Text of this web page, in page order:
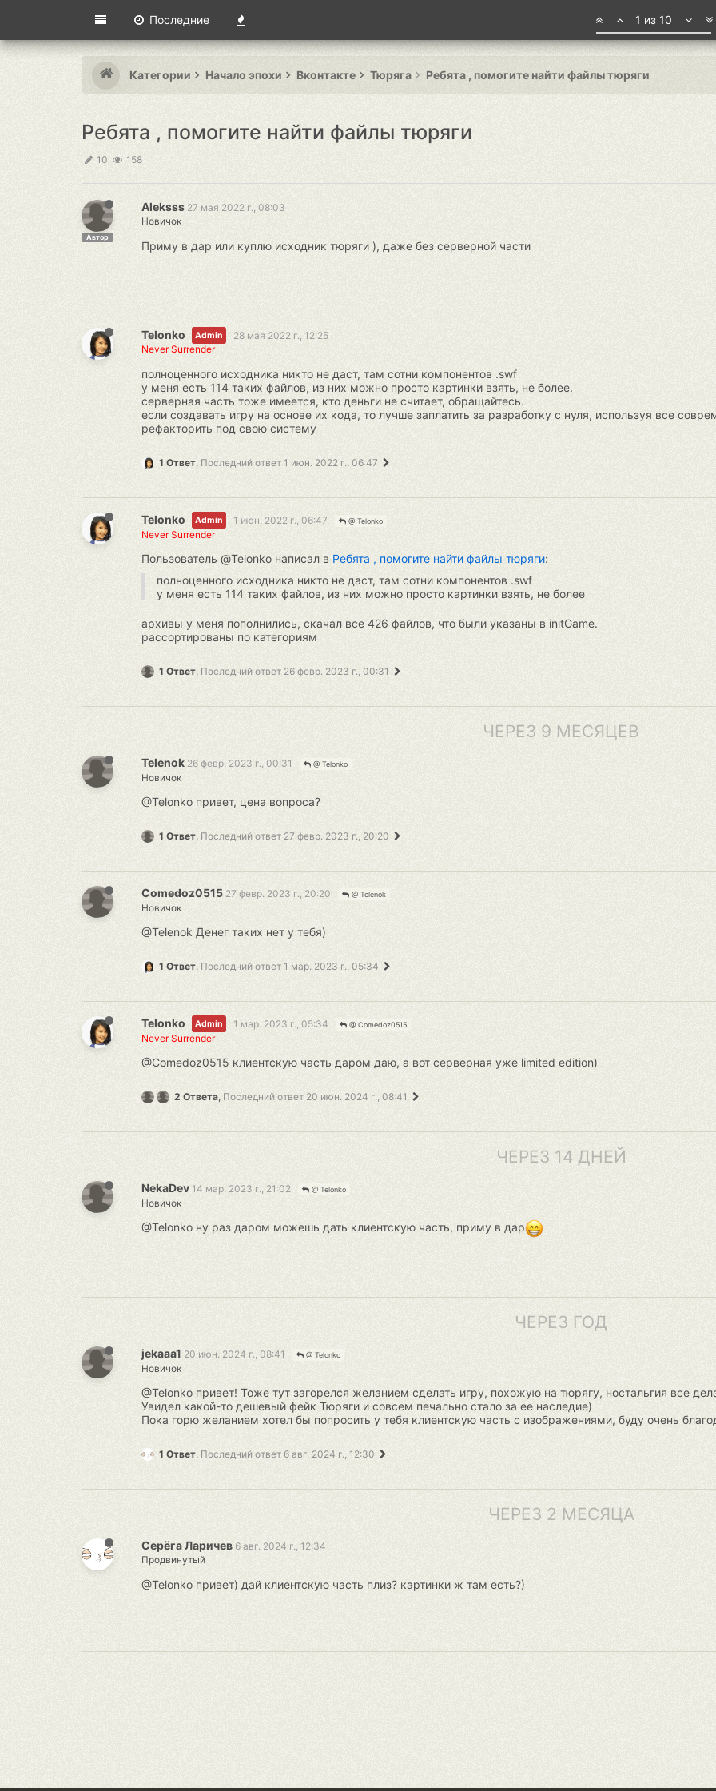
1 из 10
Последние
Категории Начало эпохи Вконтакте Тюряга Ребята , помогите найти файлы тюряги
Ребята , помогите найти файлы тюряги
10 158
Автор
Aleksss 27 мая 2022 г., 08:03
Новичок
Приму в дар или куплю исходник тюряги ), даже без серверной части
Telonko Admin
28 мая 2022 г., 12:25
Never Surrender
полноценного исходника никто не даст, там сотни компонентов .swf
у меня есть 114 таких файлов, из них можно просто картинки взять, не более.
серверная часть тоже имеется, кто деньги не считает, обращайтесь.
если создавать игру на основе их кода, то лучше заплатить за разработку с нуля, используя все
рефакторить под свою систему
1 Ответ, Последний ответ 1 июн. 2022 г., 06:47
Telonko Admin 1 июн. 2022 г., 06:47 @ Telonko
Never Surrender
Пользователь @Telonko написал в Ребята , помогите найти файлы тюряги:
полноценного исходника никто не даст, там сотни компонентов .swf
у меня есть 114 таких файлов, из них можно просто картинки взять, не более
архивы у меня пополнились, скачал все 426 файлов, что были указаны в initGame.
рассортированы по категориям
1 Ответ, Последний ответ 26 февр. 2023 г., 00:31
ЧЕРЕЗ 9 МЕСЯЦЕВ
Telenok 26 февр. 2023 г., 00:31 @ Telonko
Новичок
@Telonko привет, цена вопроса?
1 Ответ, Последний ответ 27 февр. 2023 г., 20:20
Comedoz0515 27 февр. 2023 г., 20:20 @ Telenok
Новичок
@Telenok Денег таких нет у тебя)
1 Ответ, Последний ответ 1 мар. 2023 г., 05:34
Telonko Admin 1 мар. 2023 г., 05:34 @ Comedoz0515
Never Surrender
@Comedoz0515 клиентскую часть даром даю, а вот серверная уже limited edition)
2 Ответа, Последний ответ 20 июн. 2024 г., 08:41
ЧЕРЕЗ 14 ДНЕЙ
NekaDev 14 мар. 2023 г., 21:02 @ Telonko
Новичок
@Telonko ну раз даром можешь дать клиентскую часть, приму в дар
ЧЕРЕЗ ГОД
jekaaa1 20 июн. 2024 г., 08:41 @ Telonko
Новичок
@Telonko привет! Тоже тут загорелся желанием сделать игру, похожую на тюрягу, ностальгия все
Увидел какой-то дешевый фейк Тюряги и совсем печально стало за ее наследие)
Пока горю желанием хотел бы попросить у тебя клиентскую часть с изображениями, буду очень
1 Ответ, Последний ответ 6 авг. 2024 г., 12:30
ЧЕРЕЗ 2 МЕСЯЦА
Серёга Ларичев 6 авг. 2024 г., 12:34
Продвинутый
@Telonko привет) дай клиентскую часть плиз? картинки ж там есть?)